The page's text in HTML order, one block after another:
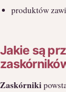
produktów
Jakie są
Zaskórniki